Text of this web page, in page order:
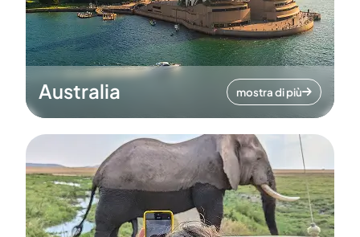
Australia mostra di più